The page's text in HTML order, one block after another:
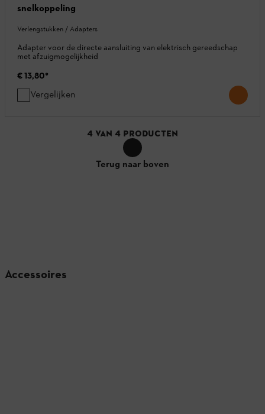
snelkoppeling
Verlengstukken / Adapters
Adapter voor de directe aansluiting van elektrisch gereedschap
met afzuigmogelijkheid
€ 13,80*
Vergelijken
4 VAN 4 PRODUCTEN
Terug naar boven
Accessoires